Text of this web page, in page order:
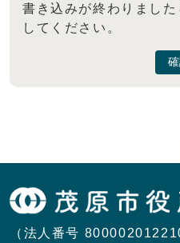
書き込みが終わりまし
してください。
（法人番号